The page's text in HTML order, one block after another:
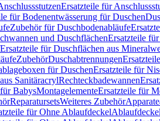
Ersatzteile für
für Bodenentwässerung für Duschen
Zubehör für Duschbodenabläufe
und DuschflächenErsatzteile
Ersatzteile für Duschflächen aus
ZubehörDuschabtrennungen
für DuschenErsatzteile für
SanitäracrylRechteckbadewannen
BabysMontagelementeErsatzteile für
ReparatursetsWeiteres Zubehör
für Ohne AblaufdeckelAblaufdeckel